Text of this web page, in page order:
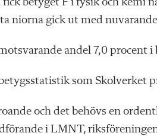
niorna gick ut med
andel 7,0 procent i
som Skolverket
och det behövs en
i LMNT,